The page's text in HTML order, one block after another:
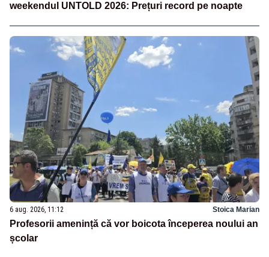
weekendul UNTOLD 2026: Prețuri record pe noapte
6 aug. 2026, 11:12 Stoica Marian
Profesorii amenință că vor boicota începerea noului an
școlar